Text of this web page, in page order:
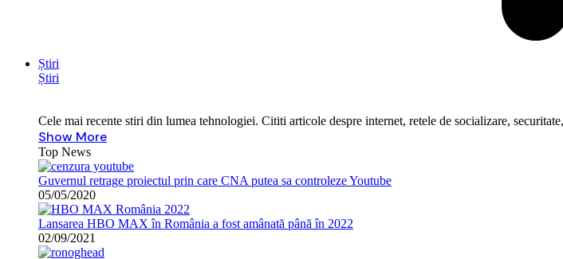
Știri
Știri
Cele mai recente stiri din lumea tehnologiei. Cititi articole despre internet, retele de socializare,
Show More
Top News
Guvernul retrage proiectul prin care CNA putea sa controleze Youtube
05/05/2020
Lansarea HBO MAX în România a fost amânată până în 2022
02/09/2021